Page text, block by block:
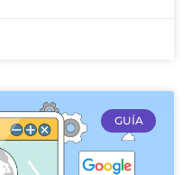
GUÍA